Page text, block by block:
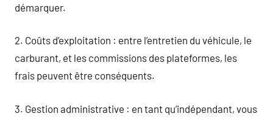
démarquer.
2. Coûts d’exploitation : entre l’entretien du véhicule, le
carburant, et les commissions des plateformes, les
frais peuvent être conséquents.
3. Gestion administrative : en tant qu’indépendant, vous